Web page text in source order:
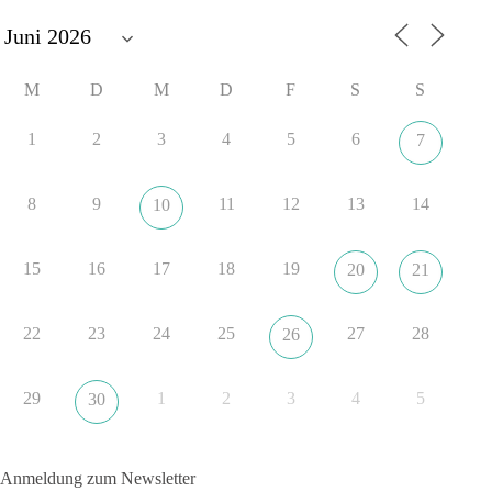
aus der NATO. Ein Gipfel, der mehr nach Rüstungsdeal als
nach Friedenspolitik klingt, wird niemals Sicherheit schaffen,
https://www.tagesschau.de/ausland/asien/nato-
#Sicherheit
DieBasis
Grundrechte der Natur – ein Angriff auf das Grundgesetz?
M D M D F S S
1 2 3 4 5 6 7
8 9 10 11 12 13 14
15 16 17 18 19 20 21
22 23 24 25 26 27 28
29 30 1 2 3 4 5
Anmeldung zum Newsletter